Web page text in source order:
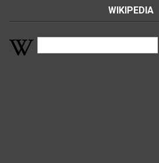
WIKIPEDIA